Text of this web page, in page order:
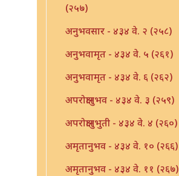
(२५७)
अनुभवसार - ४३४ वे. २ (२५८)
अनुभवामृत - ४३४ वे. ५ (२६१)
अनुभवामृत - ४३४ वे. ६ (२६२)
अपरोक्षानुभव - ४३४ वे. ३ (२५९)
अपरोक्षानुभुती - ४३४ वे. ४ (२६०)
अमृतानुभव - ४३४ वे. १० (२६६)
अमृतानुभव - ४३४ वे. ११ (२६७)